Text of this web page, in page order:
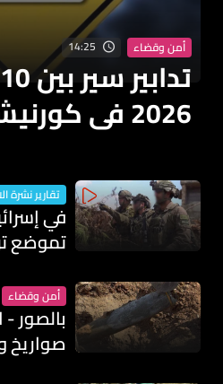
أمن وقضاء 14:25
2026 في
صيانة طرقاتتقارير نشرة
في
تموضع
أمن وقضاء
بالصور
صواريخ